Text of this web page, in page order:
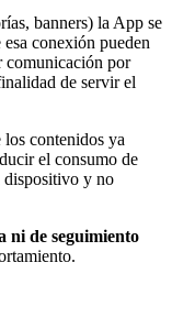
banners) la App se
conexión pueden
comunicación por
de servir el
los contenidos ya
el consumo de
dispositivo y no
ni de seguimiento